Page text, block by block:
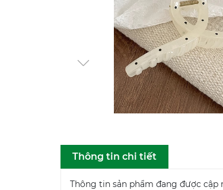
Thông tin chi tiết
Thông tin sản phẩm đang được cập